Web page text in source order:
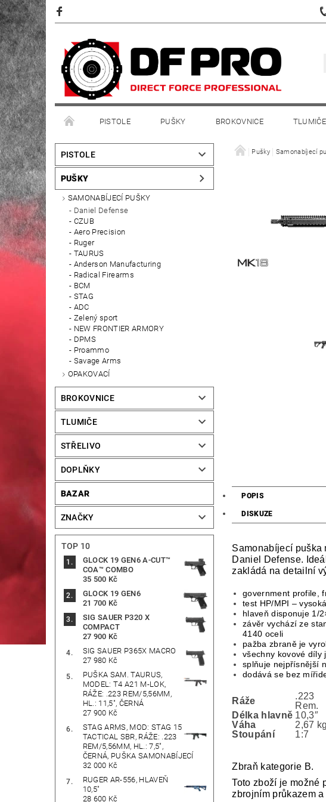
PISTOLE PUŠKY BROKOVNICE TLUMIČE
PISTOLE
PUŠKY
SAMONABÍJECÍ PUŠKY
Daniel Defense
CZUB
Aero Precision
Ruger
TAURUS
Anderson Manufacturing
Radical Firearms
BCM
STAG
ADC
Zelený sport
NEW FRONTIER ARMORY
DPMS
Proammo
Savage Arms
OPAKOVACÍ
BROKOVNICE
TLUMIČE
STŘELIVO
DOPLŇKY
BAZAR
ZNAČKY
TOP 10
GLOCK 19 GEN6 A-CUT™
COA™ COMBO
35 500 Kč
GLOCK 19 GEN6
21 700 Kč
SIG SAUER P320 X
COMPACT
27 900 Kč
SIG SAUER P365X MACRO
27 980 Kč
PUŠKA SAM. TAURUS,
MODEL: T4 A21 M-LOK,
RÁŽE: .223 REM/5,56MM,
HL.: 11,5", ČERNÁ
27 900 Kč
STAG ARMS, MOD: STAG 15
TACTICAL SBR, RÁŽE: .223
REM/5,56MM, HL.: 7,5",
ČERNÁ, PUŠKA SAMONABÍJECÍ
32 000 Kč
RUGER AR-556, HLAVEŇ
10,5"
28 600 Kč
Pušky Samonabíjecí
POPIS
DISKUZE
Samonabíjecí puška
Daniel Defense.
zakládá na detailní
government profile,
test HP/MPI –
hlaveň disponuje 1/
závěr vychází ze
4140 oceli
pažba zbraně je
všechny kovové díly
splňuje nejpřísnější
dodává se bez
Ráže
.223
Rem.
Délka hlavně 10,3″
Váha
2,67 kg
Stoupání
1:7
Zbraň kategorie B.
Toto zboží je možné
zbrojním průkazem